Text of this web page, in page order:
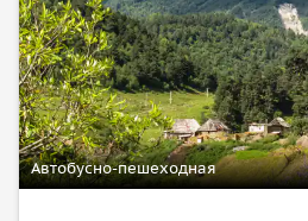
Автобусно-пешеходная